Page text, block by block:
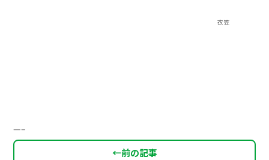
衣笠
—–
←前の記事